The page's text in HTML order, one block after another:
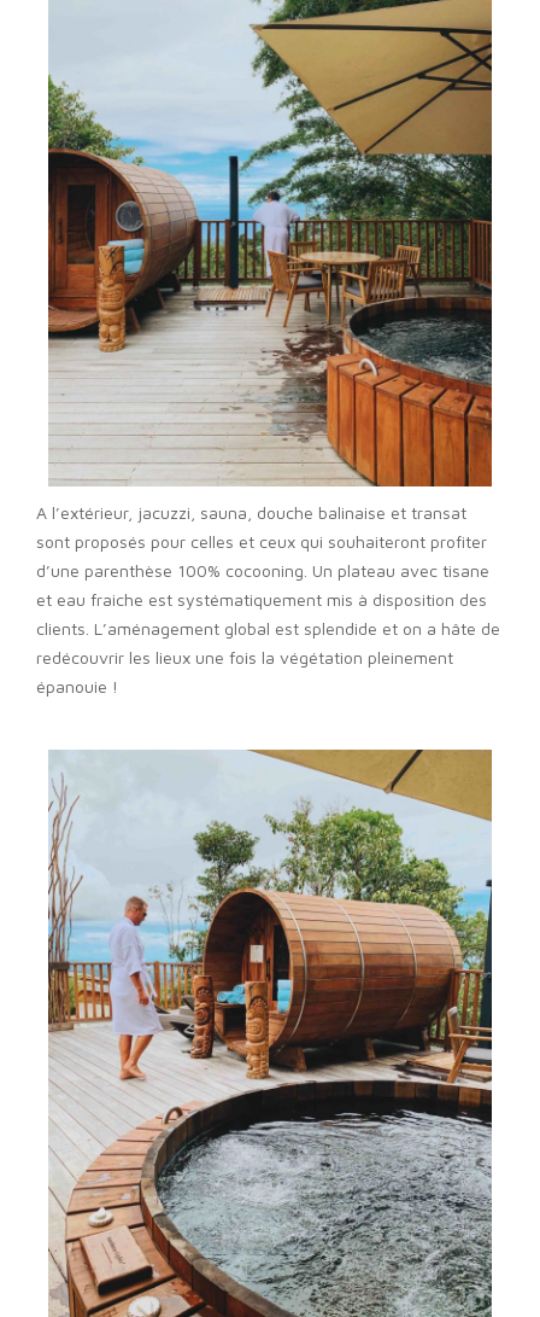
A l’extérieur, jacuzzi, sauna, douche balinaise et transat
sont proposés pour celles et ceux qui souhaiteront profiter
d’une parenthèse 100% cocooning. Un plateau avec tisane
et eau fraiche est systématiquement mis à disposition des
clients. L’aménagement global est splendide et on a hâte de
redécouvrir les lieux une fois la végétation pleinement
épanouie !